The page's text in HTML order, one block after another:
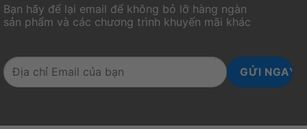
Bạn hãy để lại email để không bỏ lỡ hàng ngàn
sản phẩm và các chương trình khuyến mãi khác